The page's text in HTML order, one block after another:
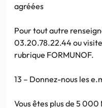
agréées
Pour tout autre
03.20.78.22.44 ou
rubrique FORMUNOF.
13 – Donnez-nous les
Vous êtes plus de 5